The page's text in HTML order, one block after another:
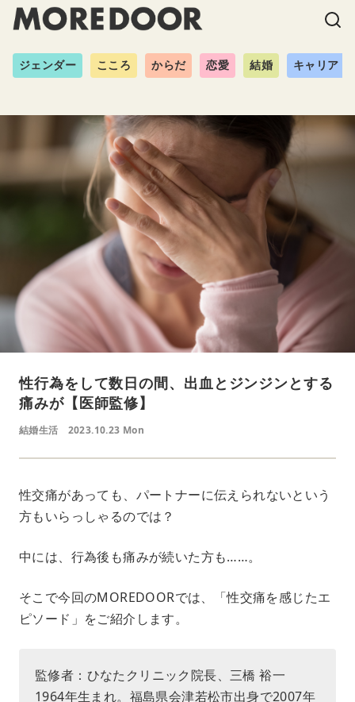
ジェンダー こころ からだ 恋愛 結婚 キャリア
性行為をして数日の間、出血とジンジンとする
痛みが【医師監修】
結婚生活 2023.10.23 Mon
性交痛があっても、パートナーに伝えられないという
方もいらっしゃるのでは？
中には、行為後も痛みが続いた方も……。
そこで今回のMOREDOORでは、「性交痛を感じたエ
ピソード」をご紹介します。
監修者：ひなたクリニック院長、三橋 裕一
1964年生まれ。福島県会津若松市出身で2007年